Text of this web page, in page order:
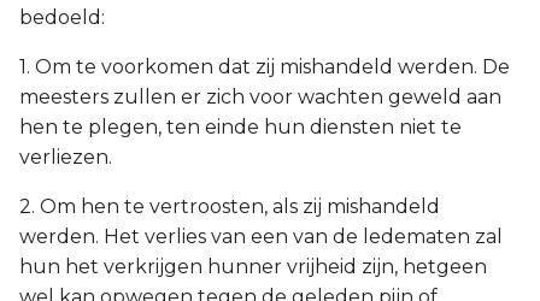
bedoeld:
1. Om te voorkomen dat zij mishandeld werden. De
meesters zullen er zich voor wachten geweld aan
hen te plegen, ten einde hun diensten niet te
verliezen.
2. Om hen te vertroosten, als zij mishandeld
werden. Het verlies van een van de ledematen zal
hun het verkrijgen hunner vrijheid zijn, hetgeen